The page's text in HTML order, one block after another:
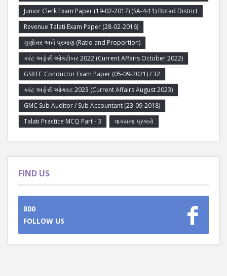
Junior Clerk Exam Paper (19-02-2017) (SA-4-11) Botad District
Revenue Talati Exam Paper (28-02-2016)
ગુણોત્તર અને પ્રમાણ (Ratio and Proportion)
કરંટ અફેર્સ ઓક્ટોબર 2022 (Current Affairs October 2022)
GSRTC Conductor Exam Paper (05-09-2021) / 32
કરંટ અફેર્સ ઓગસ્ટ 2023 (Current Affairs August 2023)
GMC Sub Auditor / Sub Accountant (23-09-2018)
Talati Practice MCQ Part - 3
વાક્યના પ્રકારો
FIND US
800
FOLLOW US